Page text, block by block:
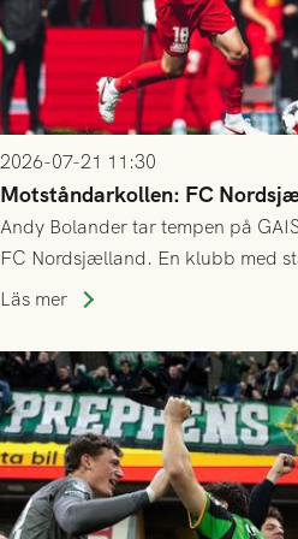
2026-07-21 11:30
Motståndarkollen: FC
Andy Bolander tar tempen på
FC Nordsjælland. En klubb med
publiksnitt, ett lag med både
Läs mer